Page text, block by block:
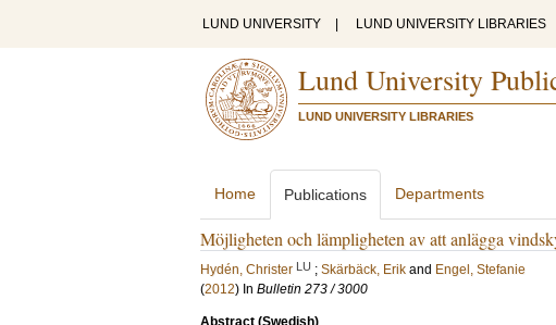
LUND UNIVERSITY LUND UNIVERSITY LIBRARIES
Lund University
LUND UNIVERSITY LIBRARIES
Home Publications Departments
Möjligheten och lämpligheten av att anlägga
Hydén, Christer LU ; Skärbäck, Erik and Engel, Stefanie
(2012) In Bulletin 273 / 3000
Abstract (Swedish)